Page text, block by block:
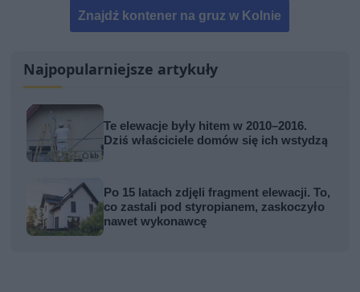
Znajdź kontener na gruz w Kolnie
Najpopularniejsze artykuły
Te elewacje były hitem w 2010–2016.
Dziś właściciele domów się ich wstydzą
Po 15 latach zdjęli fragment elewacji. To,
co zastali pod styropianem, zaskoczyło
nawet wykonawcę